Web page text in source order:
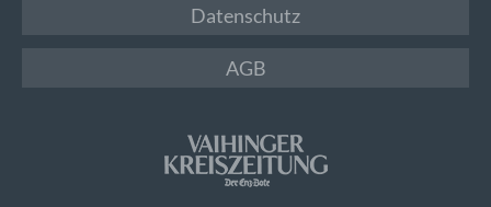
Datenschutz
AGB